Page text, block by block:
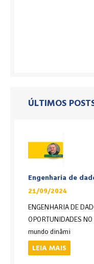
ÚLTIMOS
Engenharia de
21/09/2024
ENGENHARIA DE
OPORTUNIDADES
mundo dinâmi
LEIA MAIS